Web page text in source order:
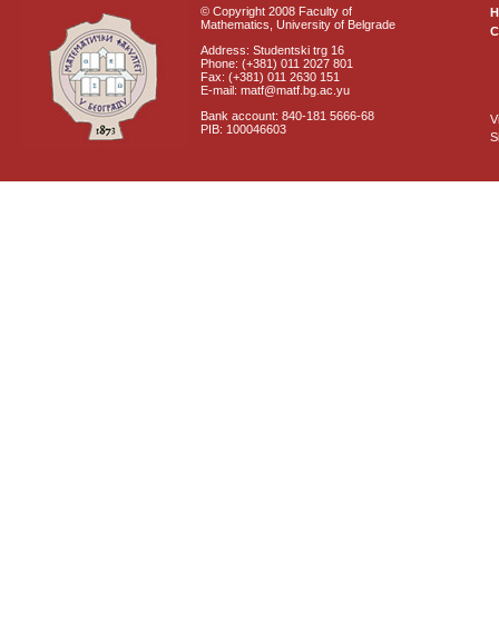
© Copyright 2008 Faculty of
Mathematics, University of Belgrade
Address: Studentski trg 16
Phone: (+381) 011 2027 801
Fax: (+381) 011 2630 151
E-mail: matf@matf.bg.ac.yu
Bank account: 840-181 5666-68
PIB: 100046603